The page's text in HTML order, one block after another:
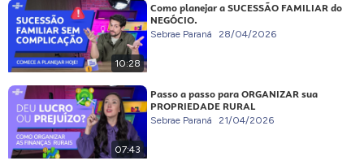
10:28
Como planejar a SUCESSÃO FAMILIAR do
NEGÓCIO.
Sebrae Paraná 28/04/2026
07:43
Passo a passo para ORGANIZAR sua
PROPRIEDADE RURAL
Sebrae Paraná 21/04/2026